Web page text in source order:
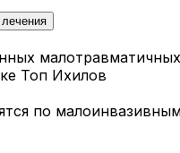
малотравматичных
Топ Ихилов
по